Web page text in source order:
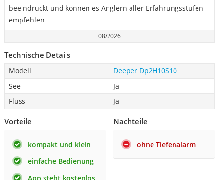
beeindruckt und können es Anglern aller Erfahrungsstufen
empfehlen.
08/2026
Technische Details
Modell
Deeper Dp2H10S10
See
Ja
Fluss
Ja
Vorteile
kompakt und klein
einfache Bedienung
App steht kostenlos
Nachteile
ohne Tiefenalarm